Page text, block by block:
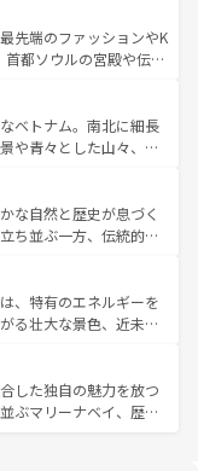
。
り、サーフィンやダイ
ア好きにはたまらな
存分に味わいつくそ
東部など、都市の喧騒
れる人に新しい発見と
深い台湾の食文化も魅
バラエティ豊かな料理
報は コンテンツ一覧を参
先端のファッションやK
都ソウルの宮殿や伝統
自然美を楽しむことが
品のストリートフード
いる。夜には、韓国な
な魅力を心ゆくまで味
、新着の韓国情報はコンテンツ一
ベトナム。南北に細長
や青々とした山々、世
ノイの古い町並みやホ
物も、独特の雰囲気を
の豊かさとおいしさで
ムコーヒーなどは、ぜ
れてもあたたかい人々
と忘れられない旅にな
な自然と歴史が息づく
ち並ぶ一方、伝統的な
ェンマイなどの山岳地
ケットやクラビの美し
とができる。タイ料理
季節にも異なる楽しみ
人々、仏教を中心とし
訪れる旅人を魅了し続
、特有のエネルギーを
る壮大な景色、近未来
観光スポットが密集し
のも魅力。息をのむよ
港を存分に楽しみ尽く
した独自の魅力を放つ
ぶマリーナベイ、歴史